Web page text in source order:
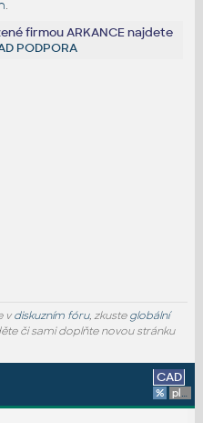
.
firmou ARKANCE najdete
PODPORA
v diskuzním fóru, zkuste globální
či sami doplňte novou stránku
CAD
% platforma